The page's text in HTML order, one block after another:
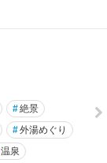
#絶景
#外湯めぐり
温泉